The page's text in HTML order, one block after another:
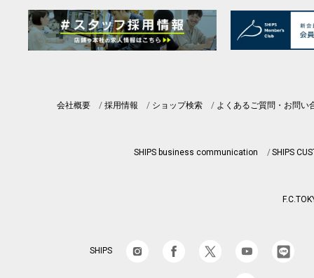
会社概要 採用情報 ショップ検索 よくあるご質問・お問い
SHIPS business communication SHIPS
SHIPS